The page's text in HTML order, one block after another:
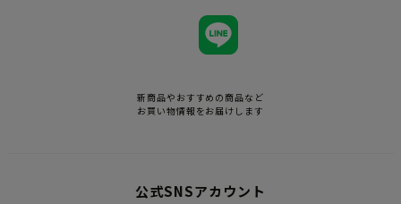
新商品やおすすめの商品など
お買い物情報をお届けします
公式SNSアカウント